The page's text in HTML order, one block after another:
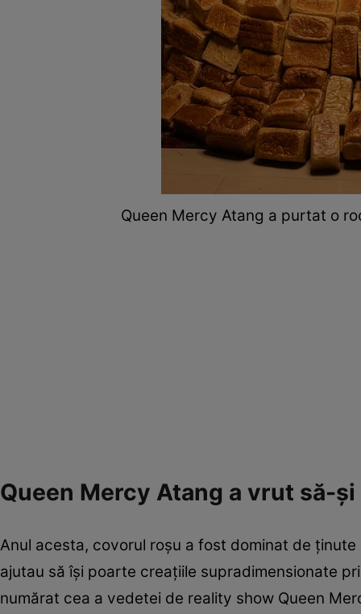
Queen Mercy Atang a purtat o
Queen Mercy Atang a vrut să-
Anul acesta, covorul roșu a fost dominat de
ajutau să își poarte creațiile supradimensionate
numărat cea a vedetei de reality show Queen